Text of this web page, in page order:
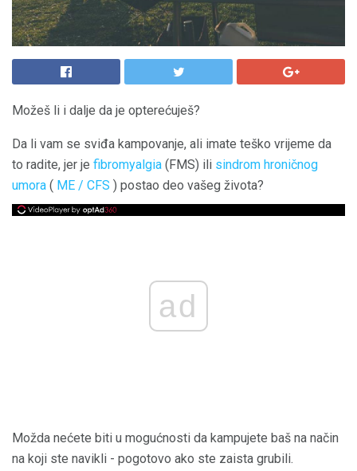
Možeš li i dalje da je opterećuješ?
Da li vam se sviđa kampovanje, ali imate teško vrijeme da
to radite, jer je fibromyalgia (FMS) ili sindrom hroničnog
umora ( ME / CFS ) postao deo vašeg života?
ad
Možda nećete biti u mogućnosti da kampujete baš na način
na koji ste navikli - pogotovo ako ste zaista grubili.